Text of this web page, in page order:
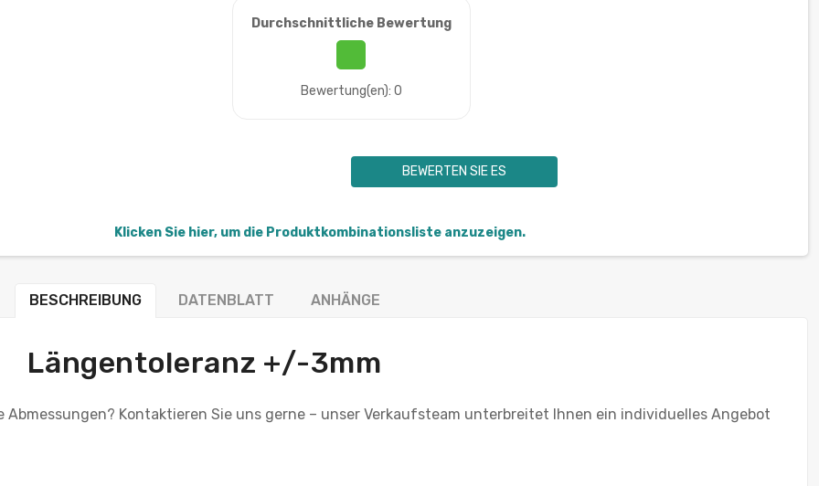
Durchschnittliche Bewertung
Bewertung(en): 0
BEWERTEN SIE ES
Klicken Sie hier, um die Produktkombinationsliste anzuzeigen.
BESCHREIBUNG DATENBLATT ANHÄNGE
Längentoleranz +/-3mm
Kontaktieren Sie uns gerne – unser Verkaufsteam unterbreitet Ihnen ein individuelles Angebot